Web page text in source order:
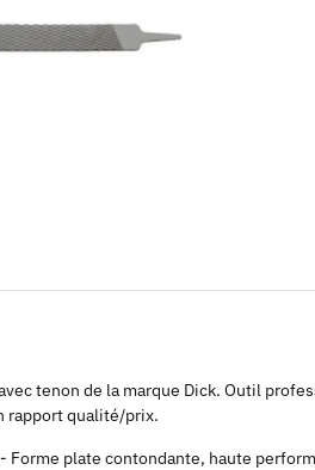
tenon de la marque Dick. Outil
rapport qualité/prix.
- Forme plate contondante, haute